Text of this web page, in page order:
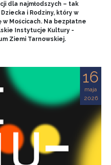
dla najmłodszych – tak
i Rodziny, który w
Mościcach. Na bezpłatne
Instytucje Kultury -
Ziemi Tarnowskiej.
16
maja
2026